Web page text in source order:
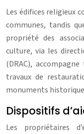
Les édifices religieux
communes, tandis
propriété des
culture, via les
(DRAC),
travaux de
monuments
Dispositifs
Les propriétaires